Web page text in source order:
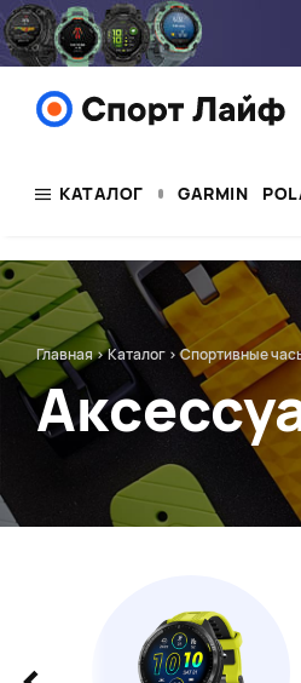
КАТАЛОГ GARMIN
Главная>Каталог >Спортивные